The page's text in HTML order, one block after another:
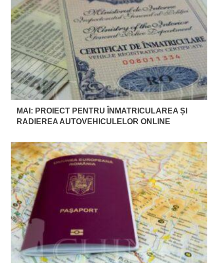
MAI: PROIECT PENTRU ÎNMATRICULAREA ȘI
RADIEREA AUTOVEHICULELOR ONLINE